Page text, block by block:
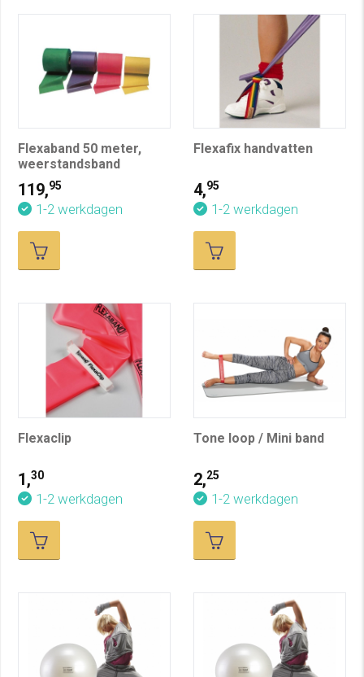
Flexaband 50 meter,
weerstandsband
119,95
1-2 werkdagen
Flexafix handvatten
4,95
1-2 werkdagen
Flexaclip
1,30
1-2 werkdagen
Tone loop / Mini band
2,25
1-2 werkdagen